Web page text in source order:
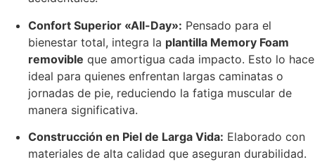
Confort Superior «All-Day»: Pensado para el
bienestar total, integra la plantilla Memory Foam
removible que amortigua cada impacto. Esto lo hace
ideal para quienes enfrentan largas caminatas o
jornadas de pie, reduciendo la fatiga muscular de
manera significativa.
Construcción en Piel de Larga Vida: Elaborado con
materiales de alta calidad que aseguran durabilidad.